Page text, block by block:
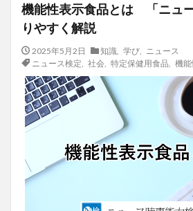
機能性表示食品とは 「ニュ
りやすく解説
2025年5月2日 知識 学び
ニュース
ニュース検定
社会, 特定保健用食品 機能